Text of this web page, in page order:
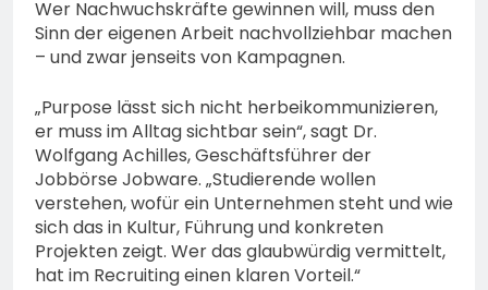
Wer Nachwuchskräfte gewinnen will, muss den
Sinn der eigenen Arbeit nachvollziehbar machen
– und zwar jenseits von Kampagnen.
„Purpose lässt sich nicht herbeikommunizieren,
er muss im Alltag sichtbar sein“, sagt Dr.
Wolfgang Achilles, Geschäftsführer der
Jobbörse Jobware. „Studierende wollen
verstehen, wofür ein Unternehmen steht und wie
sich das in Kultur, Führung und konkreten
Projekten zeigt. Wer das glaubwürdig vermittelt,
hat im Recruiting einen klaren Vorteil.“